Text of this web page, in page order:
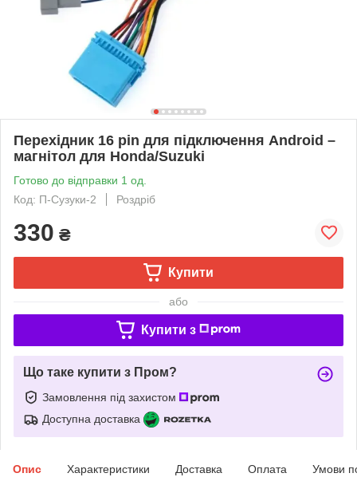
Перехідник 16 pin для підключення Android –
магнітол для Honda/Suzuki
Готово до відправки 1 од.
Код: П-Сузуки-2
Роздріб
330 ₴
Купити
або
Купити з
Що таке купити з Пром?
Замовлення під захистом
Доступна доставка
Опис Характеристики Доставка Оплата Умови